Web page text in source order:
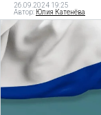
26.09.2024 19:25
Автор: Юлия Катенёва